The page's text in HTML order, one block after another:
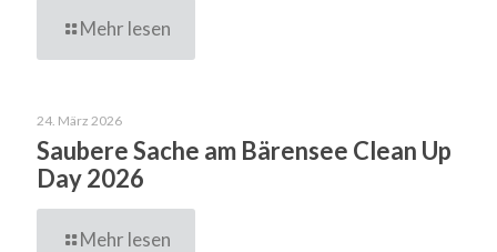
Mehr lesen
24. März 2026
Saubere Sache am Bärensee Clean Up
Day 2026
Mehr lesen